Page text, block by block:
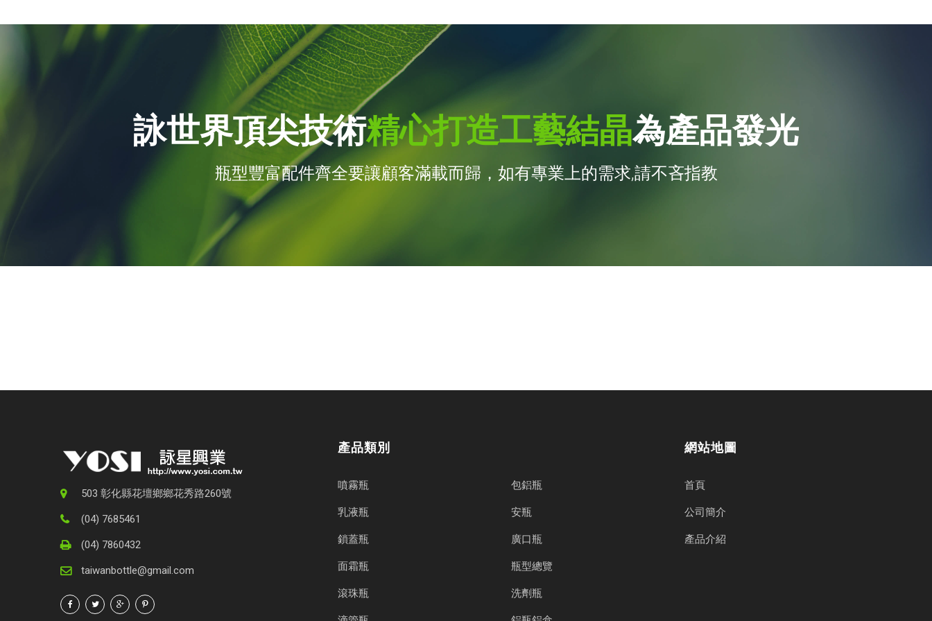
詠世界頂尖技術精心打造工藝結晶為產品發光
瓶型豐富配件齊全要讓顧客滿載而歸，如有專業上的需求,請不吝指教
503 彰化縣花壇鄉鄉花秀路260號
(04) 7685461
(04) 7860432
taiwanbottle@gmail.com
產品類別
噴霧瓶
乳液瓶
鎖蓋瓶
面霜瓶
滾珠瓶
包鋁瓶
安瓶
廣口瓶
瓶型總覽
洗劑瓶
網站地圖
首頁
公司簡介
產品介紹